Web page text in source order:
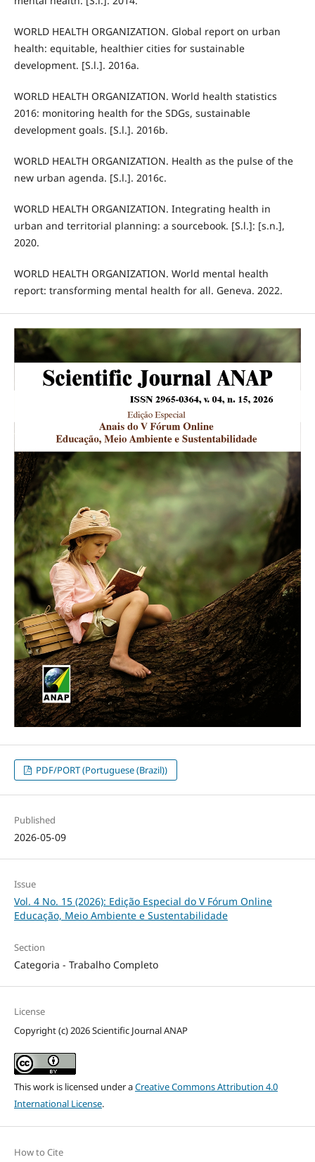
WORLD HEALTH ORGANIZATION. Global report on urban
health: equitable, healthier cities for sustainable
development. [S.l.]. 2016a.
WORLD HEALTH ORGANIZATION. World health statistics
2016: monitoring health for the SDGs, sustainable
development goals. [S.l.]. 2016b.
WORLD HEALTH ORGANIZATION. Health as the pulse of the
new urban agenda. [S.l.]. 2016c.
WORLD HEALTH ORGANIZATION. Integrating health in
urban and territorial planning: a sourcebook. [S.l.]: [s.n.],
2020.
WORLD HEALTH ORGANIZATION. World mental health
report: transforming mental health for all. Geneva. 2022.
PDF/PORT (Portuguese (Brazil))
Published
2026-05-09
Issue
Vol. 4 No. 15 (2026): Edição Especial do V Fórum Online
Educação, Meio Ambiente e Sustentabilidade
Section
Categoria - Trabalho Completo
License
Copyright (c) 2026 Scientific Journal ANAP
This work is licensed under aCreative Commons Attribution 4.0
International License.
How to Cite